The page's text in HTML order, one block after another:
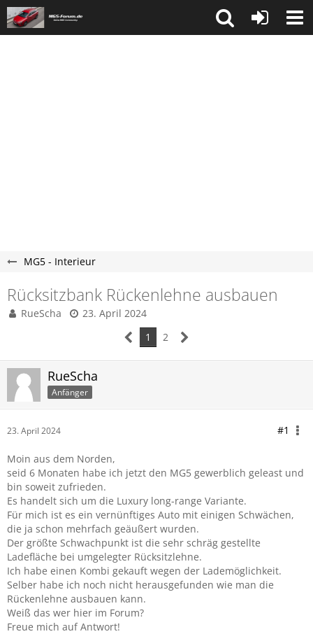
MG5 - Interieur
Rücksitzbank Rückenlehne ausbauen
RueScha
23. April 2024
1
2
RueScha
Anfänger
23. April 2024 #1
Moin aus dem Norden,
seid 6 Monaten habe ich jetzt den MG5 gewerblich geleast und
bin soweit zufrieden.
Es handelt sich um die Luxury long-range Variante.
Für mich ist es ein vernünftiges Auto mit einigen Schwächen,
die ja schon mehrfach geäußert wurden.
Der größte Schwachpunkt ist die sehr schräg gestellte
Ladefläche bei umgelegter Rücksitzlehne.
Ich habe einen Kombi gekauft wegen der Lademöglichkeit.
Selber habe ich noch nicht herausgefunden wie man die
Rückenlehne ausbauen kann.
Weiß das wer hier im Forum?
Freue mich auf Antwort!